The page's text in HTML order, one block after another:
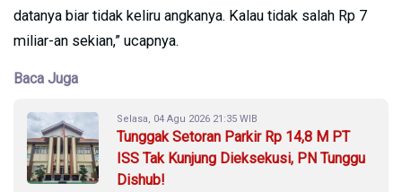
datanya biar tidak keliru angkanya. Kalau tidak salah Rp 7
miliar-an sekian,” ucapnya.
Baca Juga
Selasa, 04 Agu 2026 21:35 WIB
Tunggak Setoran Parkir Rp 14,8 M PT
ISS Tak Kunjung Dieksekusi, PN Tunggu
Dishub!